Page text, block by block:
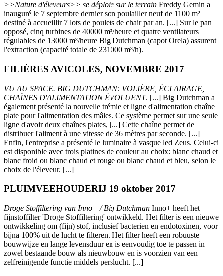
>>Nature d'éleveurs>> se déploie sur le terrain Freddy Gemin a
inauguré le 7 septembre dernier son poulailler neuf de 1100 m²
destiné à accueillir 7 lots de poulets de chair par an. [...] Sur le pan
opposé, cinq turbines de 40000 m³/heure et quatre ventilateurs
régulables de 13000 m³/heure Big Dutchman (capot Orela) assurent
l'extraction (capacité totale de 231000 m³/h).
FILIÈRES AVICOLES, NOVEMBRE 2017
VU AU SPACE. BIG DUTCHMAN: VOLIÈRE, ÉCLAIRAGE,
CHAÎNES D'ALIMENTATION ÉVOLUENT. [...] Big Dutchman a
également présenté la nouvelle trémie et ligne d'alimentation chaîne
plate pour l'alimentation des mâles. Ce système permet sur une seule
ligne d'avoir deux chaînes plates, [...] Cette chaîne permet de
distribuer l'aliment à une vitesse de 36 mètres par seconde. [...]
Enfin, l'entreprise a présenté le luminaire à vasque led Zeus. Celui-ci
est disponible avec trois platines de couleur au choix: blanc chaud et
blanc froid ou blanc chaud et rouge ou blanc chaud et bleu, selon le
choix de l'éleveur. [...]
PLUIMVEEHOUDERIJ 19 oktober 2017
Droge Stoffiltering van Inno+ / Big Dutchman Inno+ heeft het
fijnstoffilter 'Droge Stoffiltering' ontwikkeld. Het filter is een nieuwe
ontwikkeling om (fijn) stof, inclusief bacterien en endotoxinen, voor
bijna 100% uit de lucht te filteren. Het filter heeft een robuuste
bouwwijze en lange levensduur en is eenvoudig toe te passen in
zowel bestaande bouw als nieuwbouw en is voorzien van een
zelfreinigende functie middels perslucht. [...]